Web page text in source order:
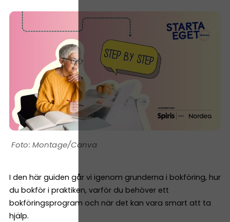
Montage/Canva
I den här guiden går vi igenom grunderna i bokföring, hur
du bokför i praktiken, varför du behöver ett
bokföringsprogram och när det kan vara smart att ta
hjälp.